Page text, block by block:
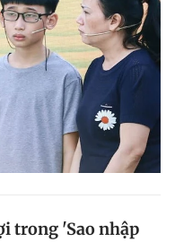
trong 'Sao nhập